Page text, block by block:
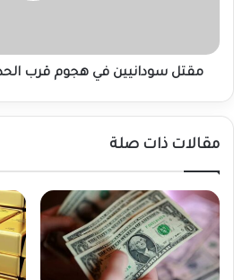
الوسطى
مقتل سودانيين في هجوم قرب
مقالات ذات صلة